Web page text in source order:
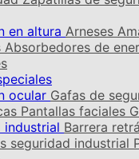
en altura Arneses
Absorbedores de
ocular Gafas de
Pantallas faciales
industrial Barrera
seguridad industrial